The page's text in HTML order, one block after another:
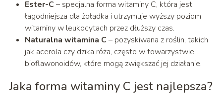
Ester-C– specjalna forma witaminy C, która jest
łagodniejsza dla żołądka i utrzymuje wyższy poziom
witaminy w leukocytach przez dłuższy czas.
Naturalna witamina C– pozyskiwana z roślin, takich
jak acerola czy dzika róża, często w towarzystwie
bioflawonoidów, które mogą zwiększać jej działanie.
Jaka forma witaminy C jest najlepsza?